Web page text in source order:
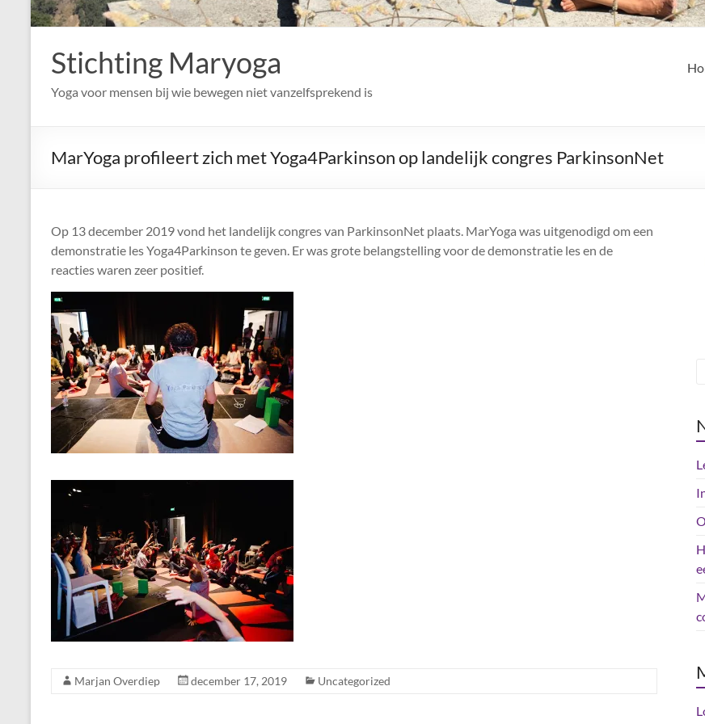
Stichting Maryoga
Yoga voor mensen bij wie bewegen niet vanzelfsprekend is
MarYoga profileert zich met Yoga4Parkinson op landelijk congres ParkinsonNet
Op 13 december 2019 vond het landelijk congres van ParkinsonNet plaats. MarYoga was uitgenodigd om een
demonstratie les Yoga4Parkinson te geven. Er was grote belangstelling voor de demonstratie les en de
reacties waren zeer positief.
Marjan Overdiep december 17, 2019 Uncategorized